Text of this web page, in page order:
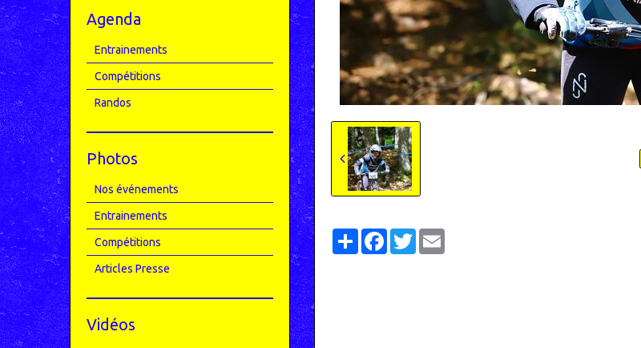
PartagerFacebook
TwitterEmail
Agenda
Entrainements
Compétitions
Randos
Photos
Nos événements
Entrainements
Compétitions
Articles Presse
Vidéos